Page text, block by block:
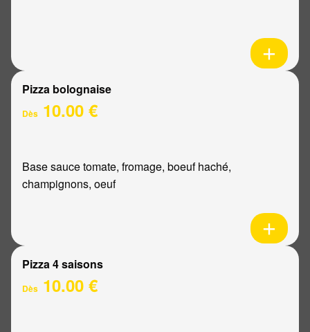
Pizza bolognaise
Dès 10.00 €
Base sauce tomate, fromage, boeuf haché,
champignons, oeuf
Pizza 4 saisons
Dès 10.00 €